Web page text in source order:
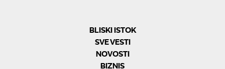
BLISKI ISTOK
SVE VESTI
NOVOSTI
BIZNIS